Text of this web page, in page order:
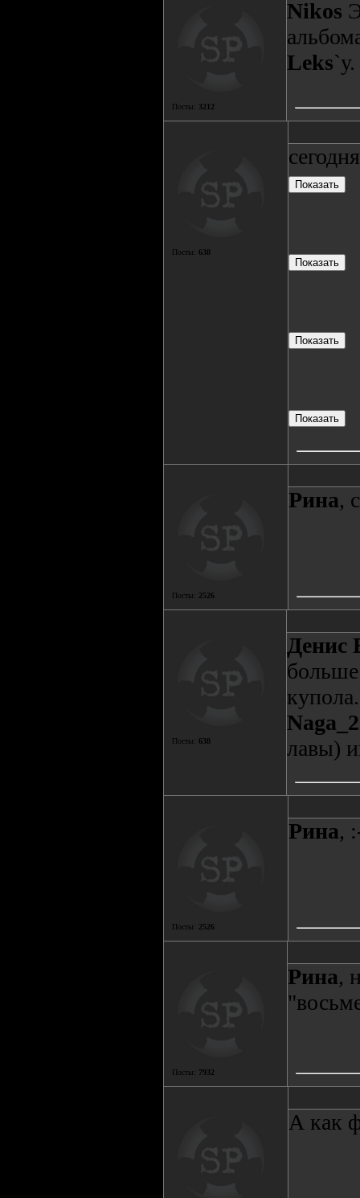
Посты: 3212
Nikos
Leks`у.
Посты: 638
Посты: 2526
Рина,
Посты: 638
Денис
больше
Naga_2
лавы)
Посты: 2526
Рина,
Посты: 7932
Рина,
А как